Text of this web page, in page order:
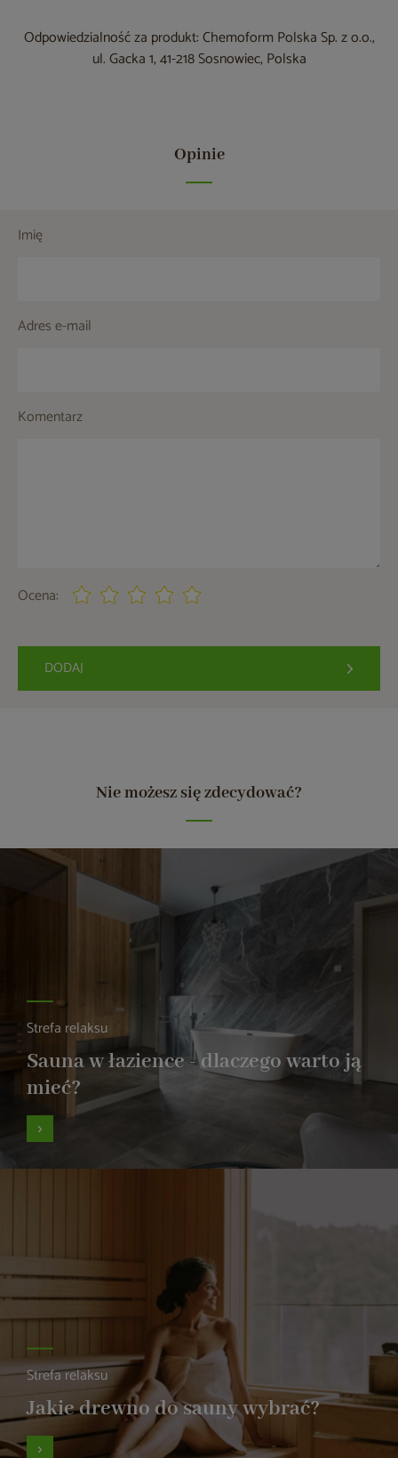
Odpowiedzialność za produkt: Chemoform Polska Sp. z o.o.,
ul. Gacka 1, 41-218 Sosnowiec, Polska
Opinie
Imię
Adres e-mail
Komentarz
Ocena:
DODAJ
Nie możesz się zdecydować?
Strefa relaksu
Sauna w łazience - dlaczego warto ją
mieć?
Strefa relaksu
Jakie drewno do sauny wybrać?